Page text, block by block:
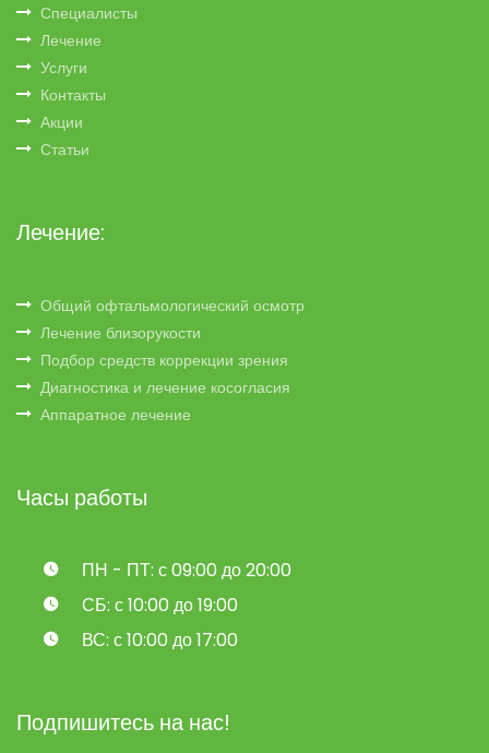
Специалисты
Лечение
Услуги
Контакты
Акции
Статьи
Лечение:
Общий офтальмологический осмотр
Лечение близорукости
Подбор средств коррекции зрения
Диагностика и лечение косогласия
Аппаратное лечение
Часы работы
ПН - ПТ: с 09:00 до 20:00
СБ: с 10:00 до 19:00
ВС: с 10:00 до 17:00
Подпишитесь на нас!